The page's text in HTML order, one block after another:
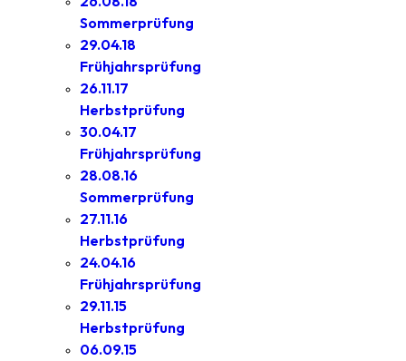
Sommerprüfung
29.04.18
Frühjahrsprüfung
26.11.17
Herbstprüfung
30.04.17
Frühjahrsprüfung
28.08.16
Sommerprüfung
27.11.16
Herbstprüfung
24.04.16
Frühjahrsprüfung
29.11.15
Herbstprüfung
06.09.15